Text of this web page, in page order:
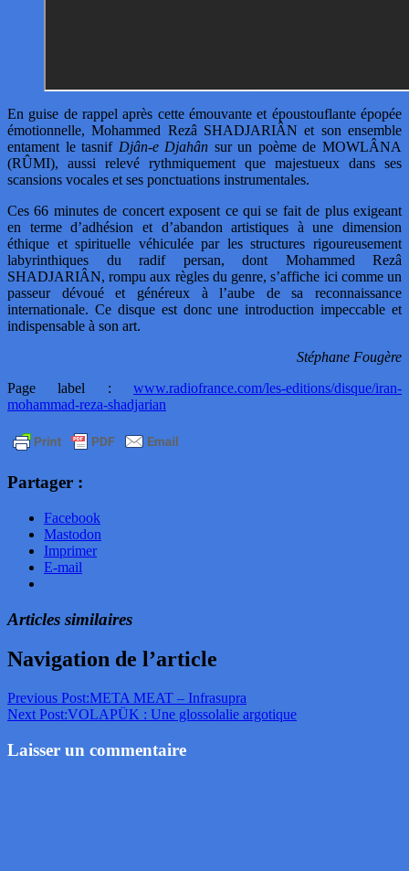
En guise de rappel après cette émouvante et époustouflante épopée
émotionnelle, Mohammed Rezâ SHADJARIÂN et son ensemble
entament le tasnif Djân-e Djahân sur un poème de MOWLÂNA
(RÛMI), aussi relevé rythmiquement que majestueux dans ses
scansions vocales et ses ponctuations instrumentales.
Ces 66 minutes de concert exposent ce qui se fait de plus exigeant
en terme d’adhésion et d’abandon artistiques à une dimension
éthique et spirituelle véhiculée par les structures rigoureusement
labyrinthiques du radif persan, dont Mohammed Rezâ
SHADJARIÂN, rompu aux règles du genre, s’affiche ici comme un
passeur dévoué et généreux à l’aube de sa reconnaissance
internationale. Ce disque est donc une introduction impeccable et
indispensable à son art.
Stéphane Fougère
Page label : www.radiofrance.com/les-editions/disque/iran-
mohammad-reza-shadjarian
Partager :
Facebook
Mastodon
Imprimer
E-mail
Articles similaires
Navigation de l’article
Previous Post:META MEAT – Infrasupra
Next Post:VOLAPÜK : Une glossolalie argotique
Laisser un commentaire